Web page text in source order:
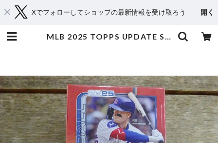
Xでフォローしてショップの最新情報を受け取ろう 開く
MLB 2025 TOPPS UPDATE SERIES VALUE BOX 未開封 BOX | スポーツカードミントC&K本厚木店－オンラインショップ